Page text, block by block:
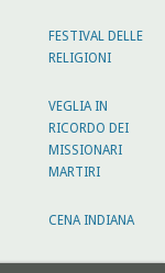
FESTIVAL DELLE
RELIGIONI
VEGLIA IN
RICORDO DEI
MISSIONARI
MARTIRI
CENA INDIANA